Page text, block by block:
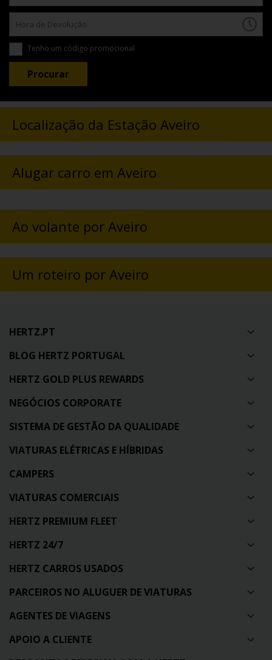
Tenho um código promocional
Localização da Estação Aveiro
Alugar carro em Aveiro
Ao volante por Aveiro
Um roteiro por Aveiro
HERTZ.PT
BLOG HERTZ PORTUGAL
HERTZ GOLD PLUS REWARDS
NEGÓCIOS CORPORATE
SISTEMA DE GESTÃO DA QUALIDADE
VIATURAS ELÉTRICAS E HÍBRIDAS
CAMPERS
VIATURAS COMERCIAIS
HERTZ PREMIUM FLEET
HERTZ 24/7
HERTZ CARROS USADOS
PARCEIROS NO ALUGUER DE VIATURAS
AGENTES DE VIAGENS
APOIO A CLIENTE